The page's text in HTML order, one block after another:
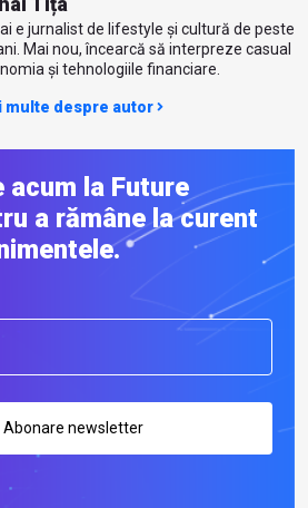
e jurnalist de lifestyle și cultură de peste
Mai nou, încearcă să interpreze casual
și tehnologiile financiare.
multe despre autor
la Future
a rămâne la curent
Abonare newsletter